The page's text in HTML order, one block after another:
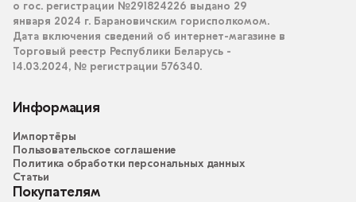
о гос. регистрации №291824226 выдано 29
января 2024 г. Барановичским горисполкомом.
Дата включения сведений об интернет-магазине в
Торговый реестр Республики Беларусь -
14.03.2024, № регистрации 576340.
Информация
Импортёры
Пользовательское соглашение
Политика обработки персональных данных
Статьи
Покупателям